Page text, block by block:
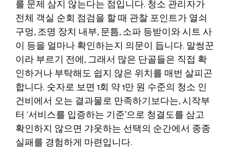
를 문제 삼지 않는다는 점입니다. 청소 관리자가
전체 객실 순회 점검을 할 때 관찰 포인트가 열쇠
구멍, 조명 장치 내부, 문틈, 소파 등받이와 시트 사
이 등을 얼마나 확인하는지 의문이 듭니다. 말썽꾼
이라 부르기 전에, 그래서 많은 단골들은 직접 확
인하거나 부탁해도 쉽지 않은 위치를 매번 살피곤
합니다. 숫자로 보면 1회 약 1만 원 수준의 청소 인
건비에서 오는 결과물로 만족하기보다는, 시작부
터 ‘서비스를 입증하는 기준’으로 청결도를 삼고
확인하지 않으면 갸웃하는 선택의 순간에서 종종
실패를 경험하게 마련입니다.